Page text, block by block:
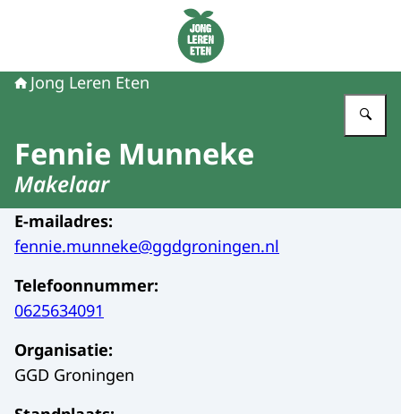
Naar de homepage van Jong Leren Eten
Jong Leren Eten
Fennie Munneke
Makelaar
E-mailadres:
fennie.munneke@ggdgroningen.nl
Telefoonnummer:
0625634091
Organisatie:
GGD Groningen